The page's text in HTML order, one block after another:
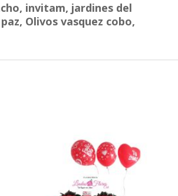
invitam, jardines del
Olivos vasquez cobo,